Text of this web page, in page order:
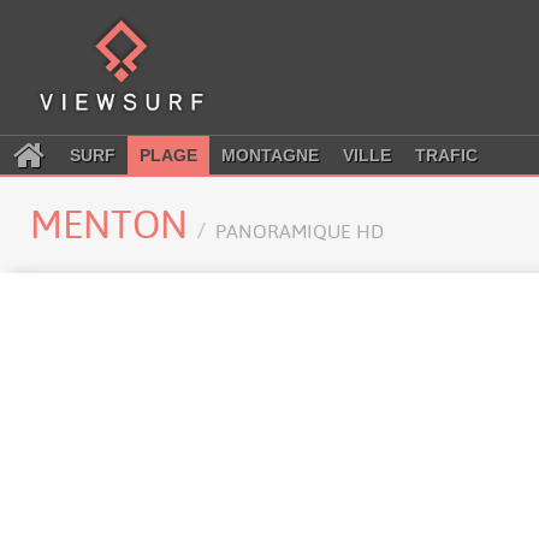
SURF PLAGE MONTAGNE VILLE TRAFIC
MENTON PANORAMIQUE HD